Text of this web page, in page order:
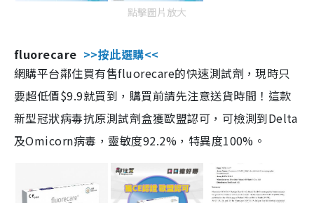
點擊圖片放大
fluorecare >>按此選購<<
網購平台鄰住買有售fluorecare的快速測試劑，現時只
要超低價$9.9就買到，購買前請先注意送貨時間！這款
新型冠狀病毒抗原測試劑盒獲歐盟認可，可檢測到Delta
及Omicorn病毒，靈敏度92.2%，特異度100%。